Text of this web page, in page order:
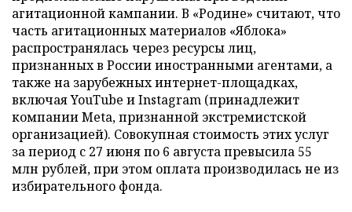
агитационной кампании. В «Родине» считают, что
часть агитационных материалов «Яблока»
распространялась через ресурсы лиц,
признанных в России иностранными агентами, а
также на зарубежных интернет-площадках,
включая YouTube и Instagram (принадлежит
компании Meta, признанной экстремистской
организацией). Совокупная стоимость этих услуг
за период с 27 июня по 6 августа превысила 55
млн рублей, при этом оплата производилась не из
избирательного фонда.